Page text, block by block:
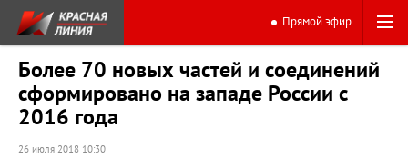
Прямой эфир
Более 70 новых частей и соединений
сформировано на западе России с
2016 года
26 июля 2018 10:30